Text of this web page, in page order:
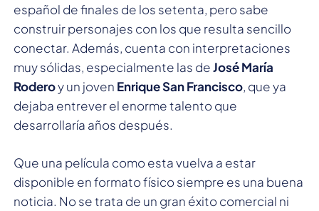
español de finales de los setenta, pero sabe
construir personajes con los que resulta sencillo
conectar. Además, cuenta con interpretaciones
muy sólidas, especialmente las deJosé María
Roderoy un joven Enrique San Francisco, que ya
dejaba entrever el enorme talento que
desarrollaría años después.
Que una película como esta vuelva a estar
disponible en formato físico siempre es una buena
noticia. No se trata de un gran éxito comercial ni